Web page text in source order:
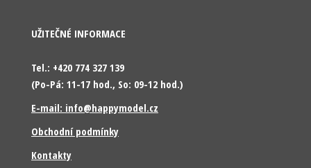
UŽITEČNÉ INFORMACE
Tel.: +420 774 327 139
(Po-Pá: 11-17 hod., So: 09-12 hod.)
E-mail: info@happymodel.cz
Obchodní podmínky
Kontakty